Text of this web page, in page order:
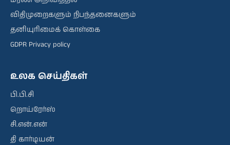
விதிமுறைகளும் நிபந்தனைகளும்
தனியுரிமைக் கொள்கை
GDPR Privacy policy
உலக செய்திகள்
பி.பி.சி
றொய்ரேர்ஸ்
சி.என்.என்
தி கார்டியன்